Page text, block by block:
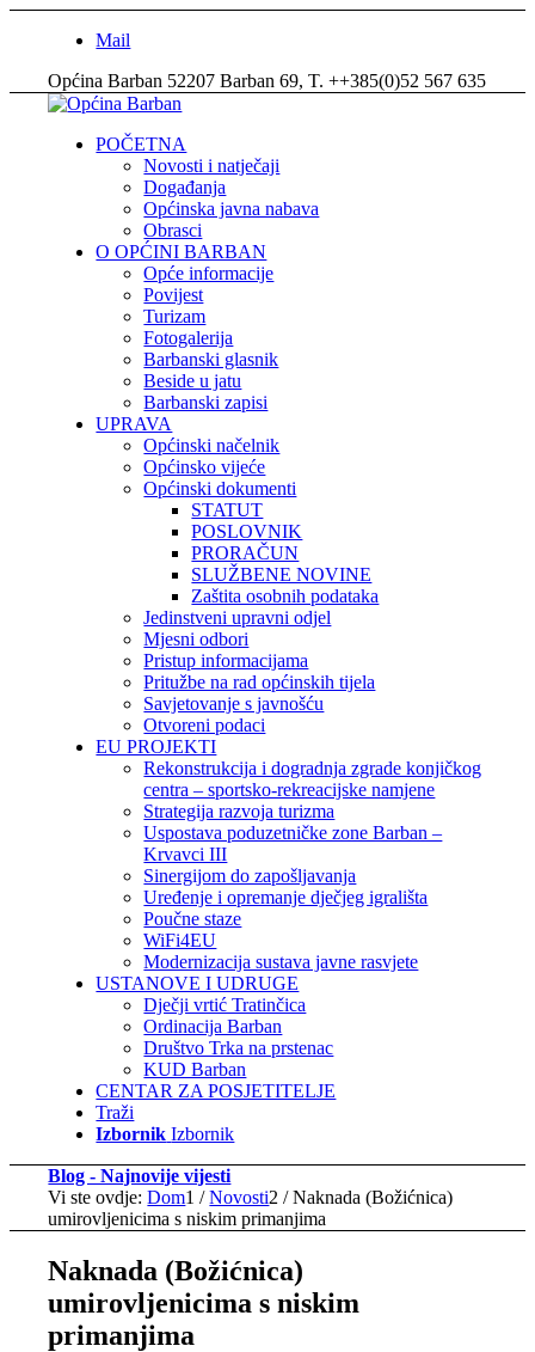
Mail
Općina Barban 52207 Barban 69, T. ++385(0)52 567 635
POČETNA
Novosti i natječaji
Događanja
Općinska javna nabava
Obrasci
O OPĆINI BARBAN
Opće informacije
Povijest
Turizam
Fotogalerija
Barbanski glasnik
Beside u jatu
Barbanski zapisi
UPRAVA
Općinski načelnik
Općinsko vijeće
Općinski dokumenti
STATUT
POSLOVNIK
PRORAČUN
SLUŽBENE NOVINE
Zaštita osobnih podataka
Jedinstveni upravni odjel
Mjesni odbori
Pristup informacijama
Pritužbe na rad općinskih tijela
Savjetovanje s javnošću
Otvoreni podaci
EU PROJEKTI
Rekonstrukcija i dogradnja zgrade konjičkog
centra – sportsko-rekreacijske namjene
Strategija razvoja turizma
Uspostava poduzetničke zone Barban –
Krvavci III
Sinergijom do zapošljavanja
Uređenje i opremanje dječjeg igrališta
Poučne staze
WiFi4EU
Modernizacija sustava javne rasvjete
USTANOVE I UDRUGE
Dječji vrtić Tratinčica
Ordinacija Barban
Društvo Trka na prstenac
KUD Barban
CENTAR ZA POSJETITELJE
Traži
Izbornik Izbornik
Blog - Najnovije vijesti
Vi ste ovdje: Dom1 / Novosti2 / Naknada (Božićnica)
umirovljenicima s niskim primanjima
Naknada (Božićnica)
umirovljenicima s niskim
primanjima